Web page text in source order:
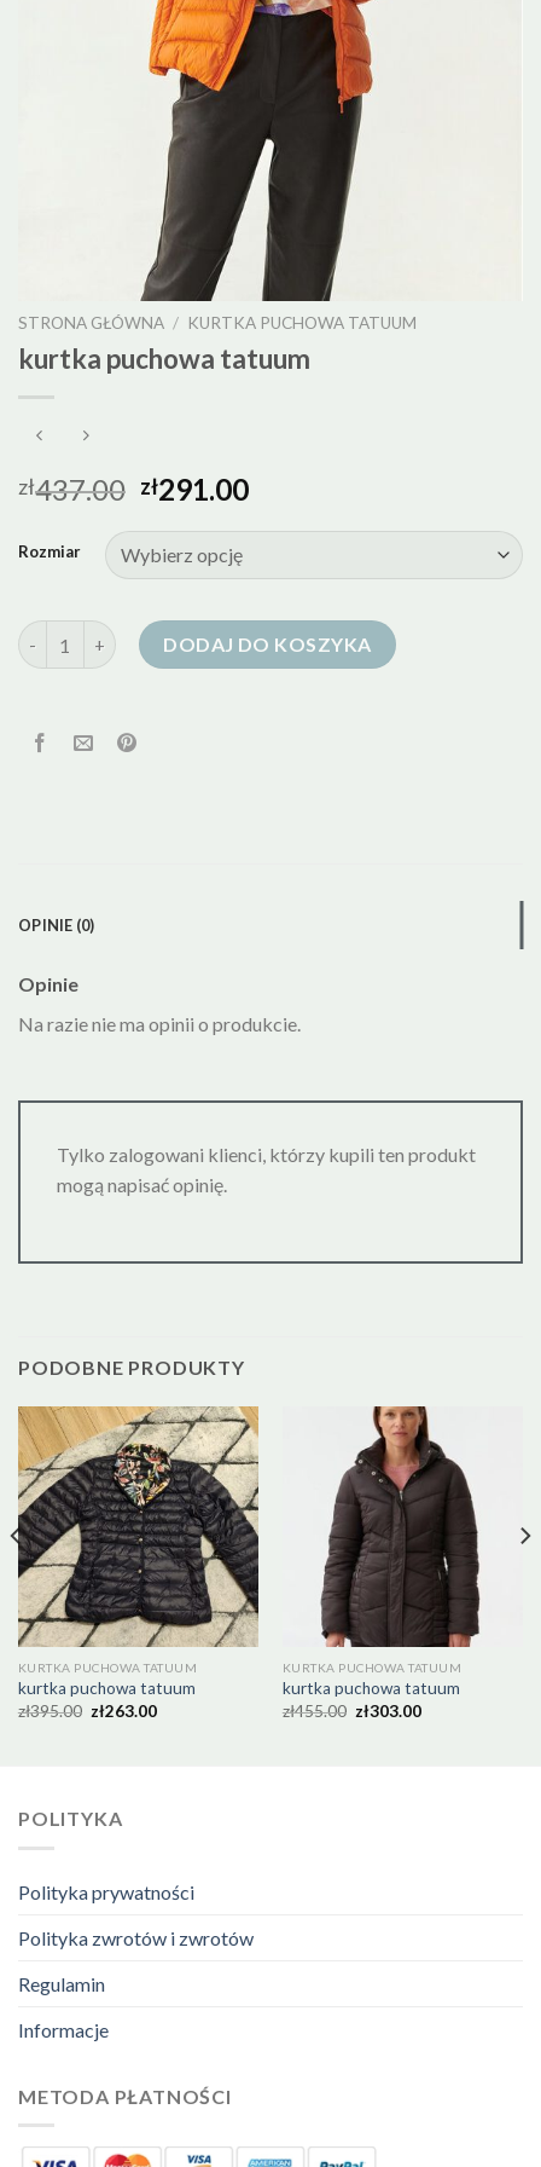
STRONA GŁÓWNA / KURTKA PUCHOWA TATUUM
kurtka puchowa tatuum
zł437.00 zł291.00
Rozmiar
ilość kurtka puchowa tatuumDODAJ DO KOSZYKA
OPINIE (0)
Opinie
Na razie nie ma opinii o produkcie.
Tylko zalogowani klienci, którzy kupili ten produkt
mogą napisać opinię.
PODOBNE PRODUKTY
KURTKA PUCHOWA TATUUM
kurtka puchowa tatuum
zł395.00 zł263.00
KURTKA PUCHOWA TATUUM
kurtka puchowa tatuum
zł455.00 zł303.00
POLITYKA
Polityka prywatności
Polityka zwrotów i zwrotów
Regulamin
Informacje
METODA PŁATNOŚCI